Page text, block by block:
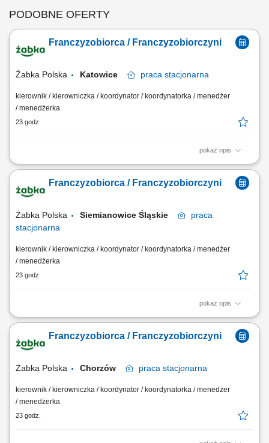
PODOBNE OFERTY
Franczyzobiorca / Franczyzobiorczyni
Żabka Polska Katowice praca stacjonarna
kierownik / kierowniczka / koordynator / koordynatorka / menedżer
/ menedżerka
23 godz.
pokaż opis
Główne zadania: Prowadzenie własnej działalności gospodarczej w
obsługi. Monitorowanie stanów magazynowych i zamówień.
Dostosowywanie asortymentu sklepu do potrzeb lokalnego rynku.
Franczyzobiorca / Franczyzobiorczyni
Żabka Polska Siemianowice Śląskie
praca
stacjonarna
kierownik / kierowniczka / koordynator / koordynatorka / menedżer
/ menedżerka
23 godz.
pokaż opis
Główne zadania: Prowadzenie własnej działalności gospodarczej w
obsługi. Monitorowanie stanów magazynowych i zamówień.
Dostosowywanie asortymentu sklepu do potrzeb lokalnego rynku.
Franczyzobiorca / Franczyzobiorczyni
Żabka Polska Chorzów praca stacjonarna
kierownik / kierowniczka / koordynator / koordynatorka / menedżer
/ menedżerka
23 godz.